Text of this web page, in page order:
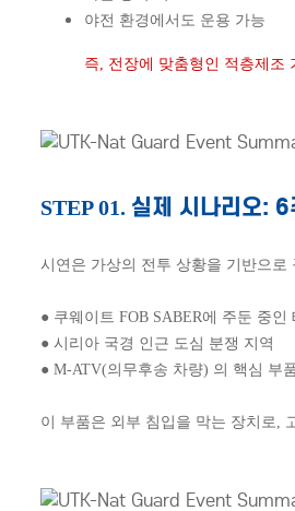
야전 환경에서도 운용 가능
즉, 전장에 맞춤형인 적층제조
STEP 01. 실제 시나리오:
시연은 가상의 전투 상황을 기반으로
● 쿠웨이트 FOB SABER에 주둔 중인
● 시리아 국경 인근 도심 분쟁 지역
● M-ATV(의무후송 차량) 의 핵심 부
이 부품은 외부 침입을 막는 장치로,